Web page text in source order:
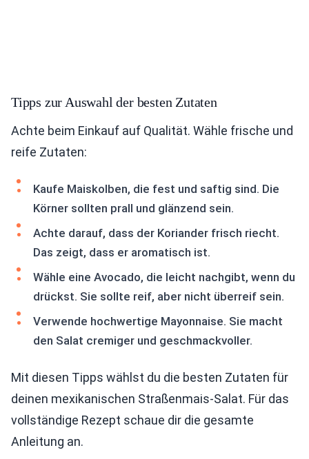
Tipps zur Auswahl der besten Zutaten
Achte beim Einkauf auf Qualität. Wähle frische und
reife Zutaten:
Kaufe Maiskolben, die fest und saftig sind. Die
Körner sollten prall und glänzend sein.
Achte darauf, dass der Koriander frisch riecht.
Das zeigt, dass er aromatisch ist.
Wähle eine Avocado, die leicht nachgibt, wenn du
drückst. Sie sollte reif, aber nicht überreif sein.
Verwende hochwertige Mayonnaise. Sie macht
den Salat cremiger und geschmackvoller.
Mit diesen Tipps wählst du die besten Zutaten für
deinen mexikanischen Straßenmais-Salat. Für das
vollständige Rezept schaue dir die gesamte
Anleitung an.